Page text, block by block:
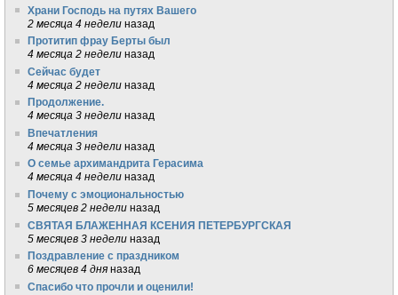
Храни Господь на путях Вашего
2 месяца 4 недели назад
Протитип фрау Берты был
4 месяца 2 недели назад
Сейчас будет
4 месяца 2 недели назад
Продолжение.
4 месяца 3 недели назад
Впечатления
4 месяца 3 недели назад
О семье архимандрита Герасима
4 месяца 4 недели назад
Почему с эмоциональностью
5 месяцев 2 недели назад
СВЯТАЯ БЛАЖЕННАЯ КСЕНИЯ ПЕТЕРБУРГСКАЯ
5 месяцев 3 недели назад
Поздравление с праздником
6 месяцев 4 дня назад
Спасибо что прочли и оценили!